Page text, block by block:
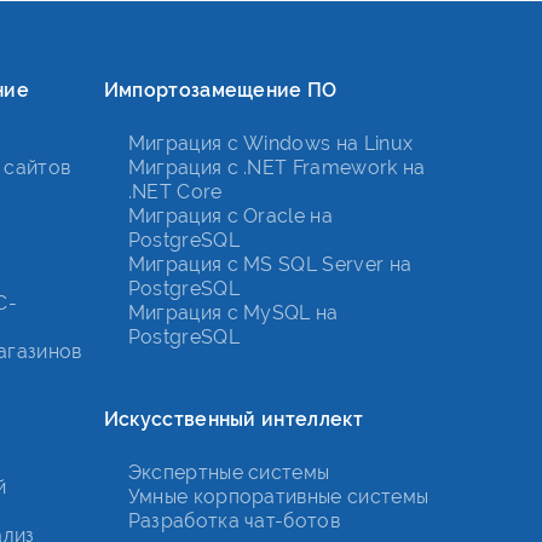
Импортозамещение ПО
Миграция с Windows на Linux
Миграция с .NET Framework на
.NET Core
Миграция с Oracle на
PostgreSQL
Миграция с MS SQL Server на
PostgreSQL
Миграция с MySQL на
PostgreSQL
Искусственный интеллект
Экспертные системы
Умные корпоративные системы
Разработка чат-ботов